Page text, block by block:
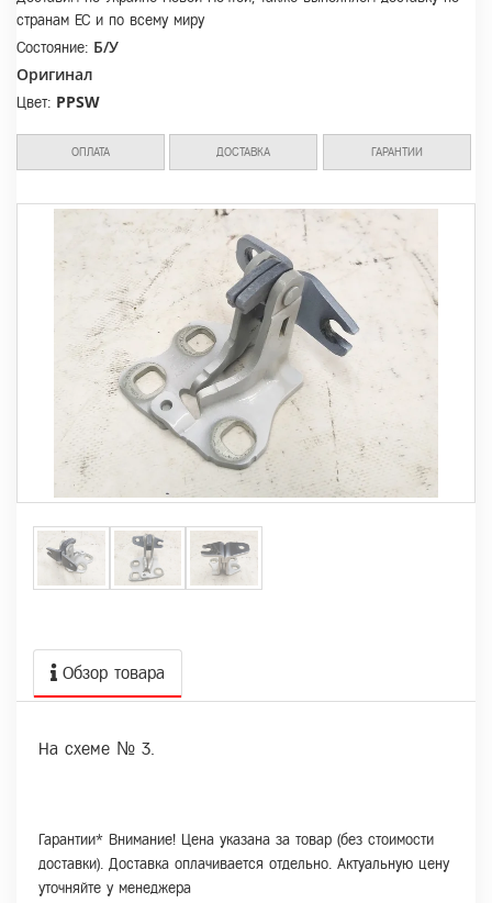
странам ЕС и по всему миру
Состояние: Б/У
Оригинал
Цвет: PPSW
ОПЛАТА ДОСТАВКА ГАРАНТИИ
Обзор товара
На схеме № 3.
Гарантии* Внимание! Цена указана за товар (без стоимости
доставки). Доставка оплачивается отдельно. Актуальную цену
уточняйте у менеджера